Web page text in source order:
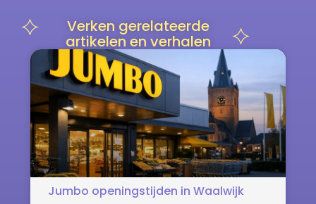
Verken gerelateerde
artikelen en verhalen
Jumbo openingstijden in Waalwijk